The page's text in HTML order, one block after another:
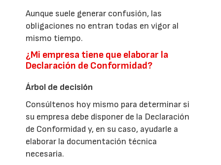
Aunque suele generar confusión, las
obligaciones no entran todas en vigor al
mismo tiempo.
¿Mi empresa tiene que elaborar la
Declaración de Conformidad?
Árbol de decisión
Consúltenos hoy mismo para determinar si
su empresa debe disponer de la Declaración
de Conformidad y, en su caso, ayudarle a
elaborar la documentación técnica
necesaria.